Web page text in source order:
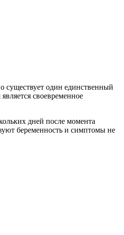
один единственный
своевременное
дней после момента
беременность и симптомы не